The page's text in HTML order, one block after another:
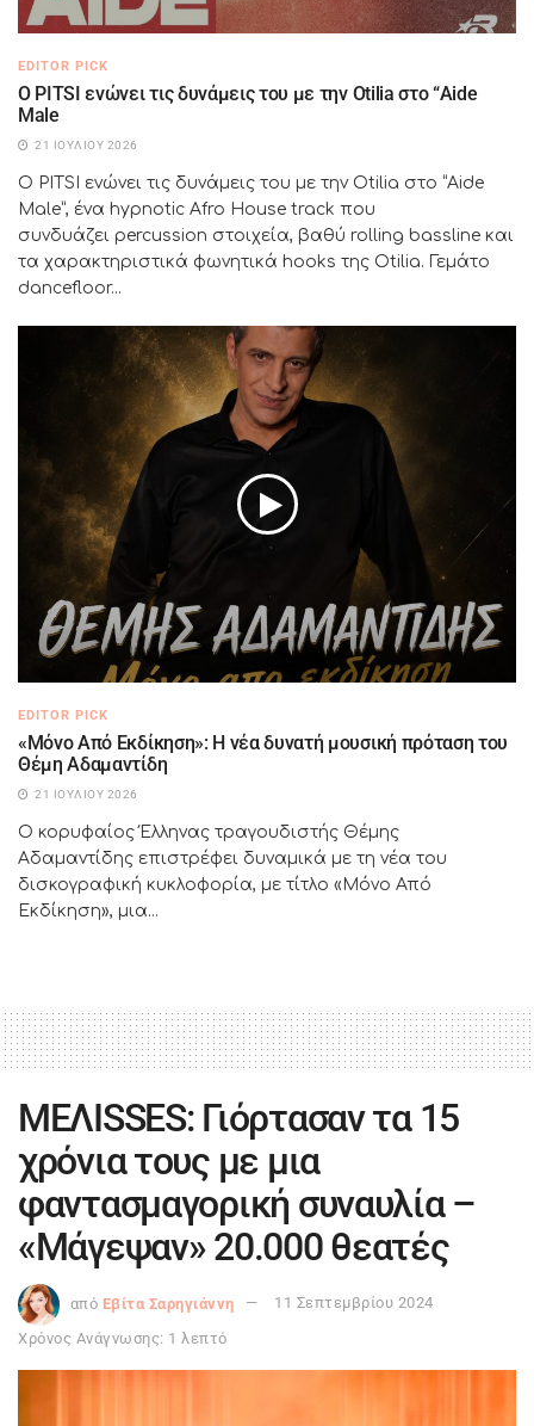
EDITOR PICK
Ο PITSI ενώνει τις δυνάμεις του με την Otilia στο “Aide
Male
21 ΙΟΥΛΊΟΥ 2026
Ο PITSI ενώνει τις δυνάμεις του με την Otilia στο “Aide
Male”, ένα hypnotic Afro House track που
συνδυάζει percussion στοιχεία, βαθύ rolling bassline και
τα χαρακτηριστικά φωνητικά hooks της Otilia. Γεμάτο
dancefloor...
EDITOR PICK
«Μόνο Από Εκδίκηση»: Η νέα δυνατή μουσική πρόταση του
Θέμη Αδαμαντίδη
21 ΙΟΥΛΊΟΥ 2026
Ο κορυφαίος Έλληνας τραγουδιστής Θέμης
Αδαμαντίδης επιστρέφει δυναμικά με τη νέα του
δισκογραφική κυκλοφορία, με τίτλο «Μόνο Από
Εκδίκηση», μια...
ΜΕΛΙSSES: Γιόρτασαν τα 15
χρόνια τους με μια
φαντασμαγορική συναυλία –
«Μάγεψαν» 20.000 θεατές
από Εβίτα Σαρηγιάννη
11 Σεπτεμβρίου 2024
Χρόνος Ανάγνωσης: 1 λεπτό